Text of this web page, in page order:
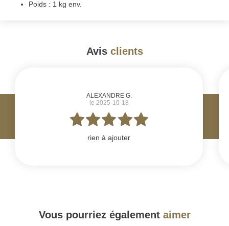
Poids : 1 kg env.
Avis clients
ALEXANDRE G.
le 2025-10-18
rien à ajouter
Vous pourriez également aimer